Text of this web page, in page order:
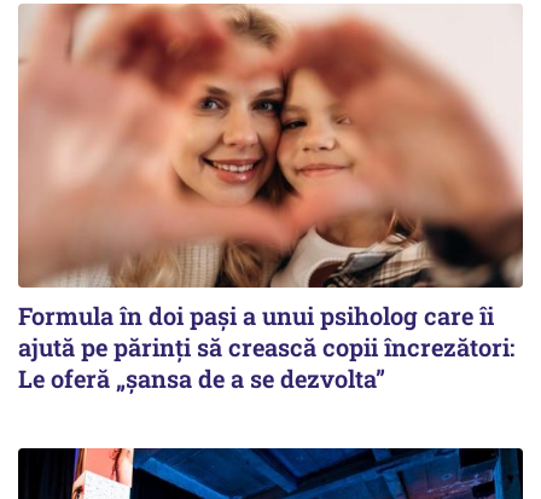
Formula în doi pași a unui psiholog care îi
ajută pe părinți să crească copii încrezători:
Le oferă „șansa de a se dezvolta”